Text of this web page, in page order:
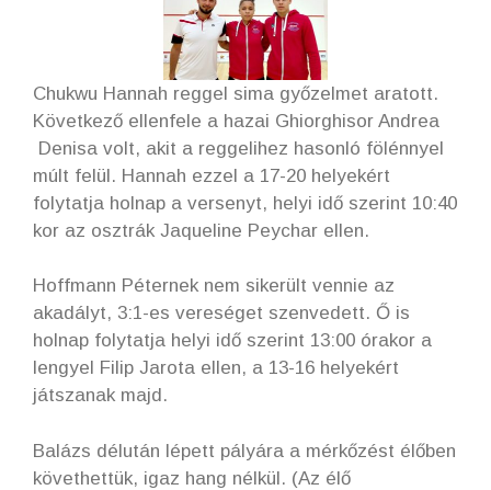
Chukwu Hannah reggel sima győzelmet aratott.
Következő ellenfele a hazai Ghiorghisor Andrea
Denisa volt, akit a reggelihez hasonló fölénnyel
múlt felül. Hannah ezzel a 17-20 helyekért
folytatja holnap a versenyt, helyi idő szerint 10:40
kor az osztrák Jaqueline Peychar ellen.
Hoffmann Péternek nem sikerült vennie az
akadályt, 3:1-es vereséget szenvedett. Ő is
holnap folytatja helyi idő szerint 13:00 órakor a
lengyel Filip Jarota ellen, a 13-16 helyekért
játszanak majd.
Balázs délután lépett pályára a mérkőzést élőben
követhettük, igaz hang nélkül. (Az élő